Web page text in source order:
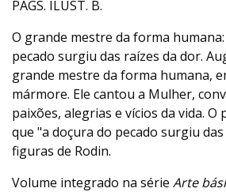
PÁGS. ILUST. B.
O grande mestre da forma
pecado surgiu das raízes da dor.
grande mestre da forma humana,
mármore. Ele cantou a Mulher,
paixões, alegrias e vícios da vida. O
que "a doçura do pecado surgiu
figuras de Rodin.
Volume integrado na série Arte